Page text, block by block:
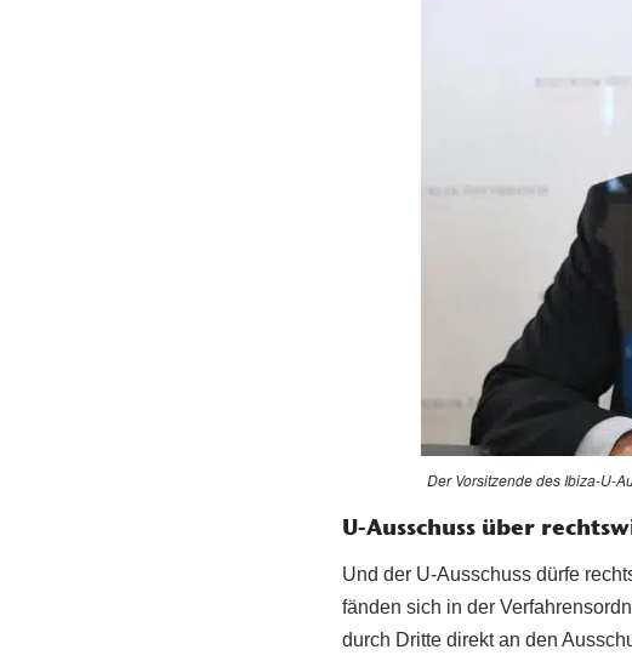
Der Vorsitzende des Ibiza-U-
U-Ausschuss über
Und der U-Ausschuss dürfe
fänden sich in der
durch Dritte direkt an den